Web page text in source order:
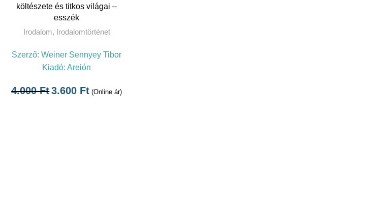
költészete és titkos világai –
esszék
Irodalom, Irodalomtörténet
Szerző:Weiner Sennyey Tibor
Kiadó:Areión
4.000Ft3.600 Ft (Online ár)